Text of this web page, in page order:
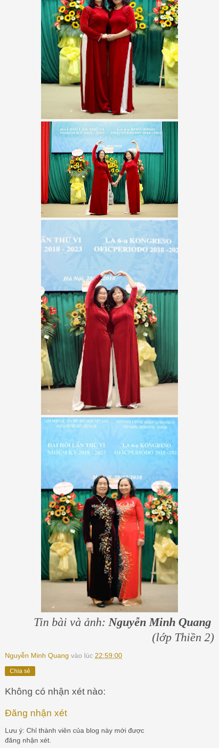
Tin bài và ảnh: Nguyễn Minh Quang
(lớp Thiền 2)
Nguyễn Minh Quang vào lúc 22:59:00
Chia sẻ
Không có nhận xét nào:
Đăng nhận xét
Lưu ý: Chỉ thành viên của blog này mới được
đăng nhận xét.